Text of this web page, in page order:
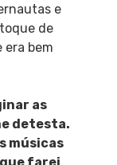
e
de
era bem
as
detesta.
músicas
farei